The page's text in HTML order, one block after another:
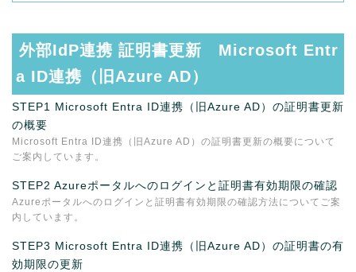
外部IdP連携 証明書更新 Microsoft Entr
a ID連携（旧Azure AD）
STEP1 Microsoft Entra ID連携（旧Azure AD）の証明書更新
の概要
Microsoft Entra ID連携（旧Azure AD）の証明書更新の概要について
ご案内しています。
STEP2 Azureポータルへのログインと証明書有効期限の確認
Azureポータルへのログインと証明書有効期限の確認方法についてご案
内しています。
STEP3 Microsoft Entra ID連携（旧Azure AD）の証明書の有
効期限の更新